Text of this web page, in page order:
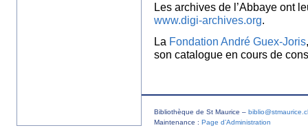
Les archives de l’Abbaye ont
www.digi-archives.org.
La Fondation André Guex-Joris
son catalogue en cours de
Bibliothèque de St Maurice –
Maintenance : Page d’Administration